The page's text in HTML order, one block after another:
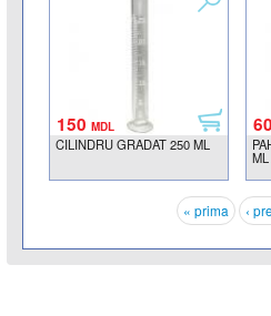
CILINDRU GRADAT 250 ML
150 MDL
ML
« prima ‹